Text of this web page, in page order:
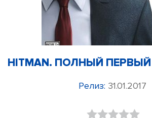
HITMAN. ПОЛНЫЙ ПЕРВЫЙ
Релиз: 31.01.2017